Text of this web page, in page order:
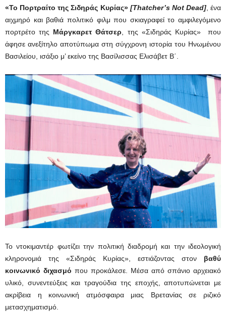
«Το Πορτραίτο της Σιδηράς Κυρίας» [Thatcher’s Not Dead], ένα
αιχμηρό και βαθιά πολιτικό φιλμ που σκιαγραφεί το αμφιλεγόμενο
πορτρέτο της Μάργκαρετ Θάτσερ , της «Σιδηράς Κυρίας» που
άφησε ανεξίτηλο αποτύπωμα στη σύγχρονη ιστορία του Ηνωμένου
Βασιλείου, ισάξιο μ’ εκείνο της Βασίλισσας Ελισάβετ Β΄.
Το ντοκιμαντέρ φωτίζει την πολιτική διαδρομή και την ιδεολογική
κληρονομιά της «Σιδηράς Κυρίας», εστιάζοντας στον βαθύ
κοινωνικό διχασμό που προκάλεσε. Μέσα από σπάνιο αρχειακό
υλικό, συνεντεύξεις και τραγούδια της εποχής, αποτυπώνεται με
ακρίβεια η κοινωνική ατμόσφαιρα μιας Βρετανίας σε ριζικό
μετασχηματισμό.